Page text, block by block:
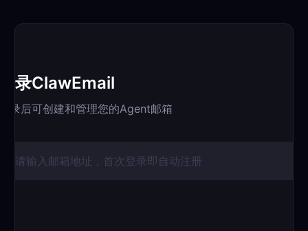
录ClawEmail
录后可创建和管理您的Agent邮箱